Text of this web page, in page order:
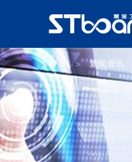
首页 新闻资讯